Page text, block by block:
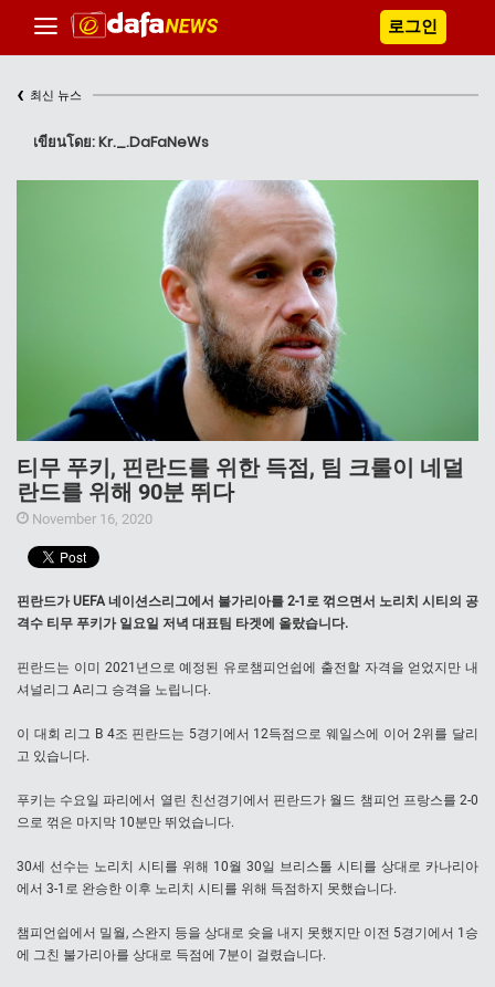
로그인
‹ 최신 뉴스
เขียนโดย: Kr._.DaFaNeWs
티무 푸키, 핀란드를 위한 득점, 팀 크룰이 네덜
란드를 위해 90분 뛰다
November 16, 2020
핀란드가 UEFA 네이션스리그에서 불가리아를 2-1로 꺾으면서 노리치 시티의 공
격수 티무 푸키가 일요일 저녁 대표팀 타겟에 올랐습니다.
핀란드는 이미 2021년으로 예정된 유로챔피언쉽에 출전할 자격을 얻었지만 내
셔널리그 A리그 승격을 노립니다.
이 대회 리그 B 4조 핀란드는 5경기에서 12득점으로 웨일스에 이어 2위를 달리
고 있습니다.
푸키는 수요일 파리에서 열린 친선경기에서 핀란드가 월드 챔피언 프랑스를 2-0
으로 꺾은 마지막 10분만 뛰었습니다.
30세 선수는 노리치 시티를 위해 10월 30일 브리스톨 시티를 상대로 카나리아
에서 3-1로 완승한 이후 노리치 시티를 위해 득점하지 못했습니다.
챔피언쉽에서 밀월, 스완지 등을 상대로 슛을 내지 못했지만 이전 5경기에서 1승
에 그친 불가리아를 상대로 득점에 7분이 걸렸습니다.